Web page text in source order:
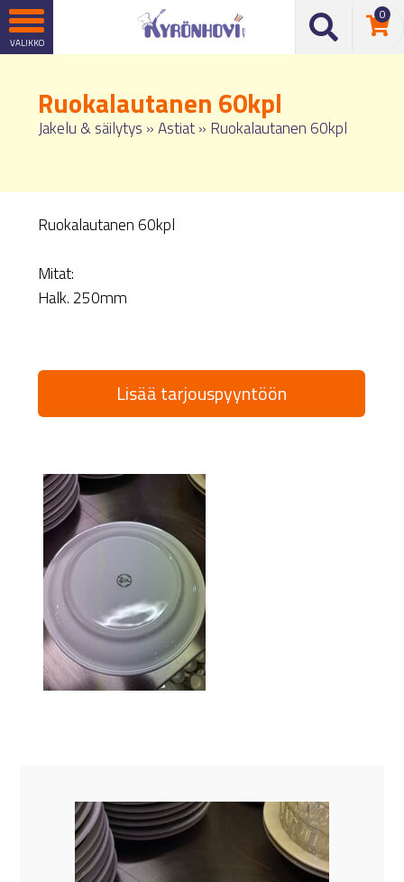
0
Ruokalautanen 60kpl
Jakelu & säilytys »Astiat» Ruokalautanen 60kpl
Ruokalautanen 60kpl
Mitat:
Halk. 250mm
Lisää tarjouspyyntöön